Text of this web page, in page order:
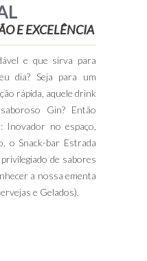
E EXCELÊNCIA
e que sirva para
dia? Seja para um
rápida, aquele drink
Gin? Então
Inovador no espaço,
o Snack-bar Estrada
de sabores
a nossa ementa
e Gelados).